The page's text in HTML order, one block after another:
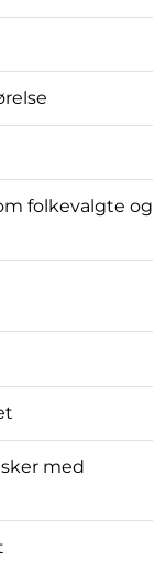
folkevalgte og
med